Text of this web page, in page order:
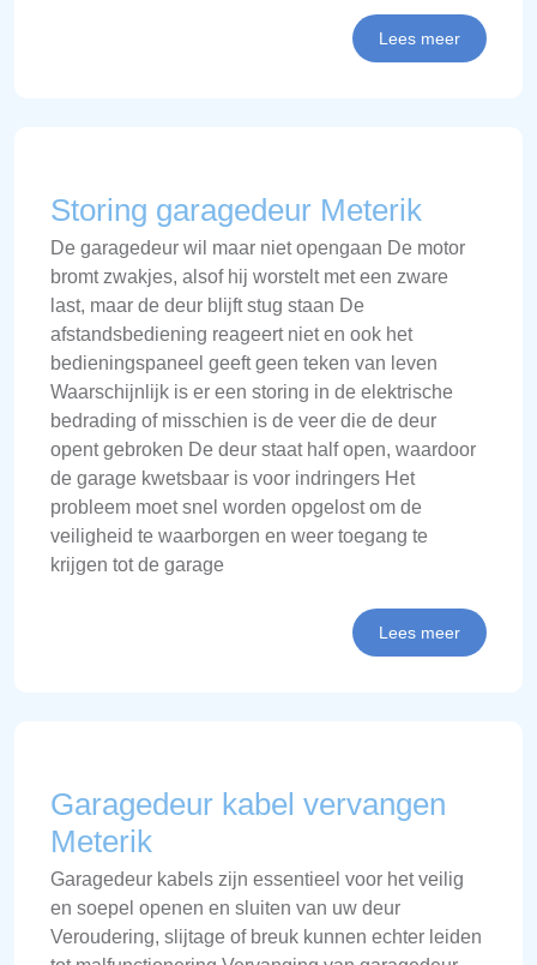
Lees meer
Storing garagedeur Meterik
De garagedeur wil maar niet opengaan De motor
bromt zwakjes, alsof hij worstelt met een zware
last, maar de deur blijft stug staan De
afstandsbediening reageert niet en ook het
bedieningspaneel geeft geen teken van leven
Waarschijnlijk is er een storing in de elektrische
bedrading of misschien is de veer die de deur
opent gebroken De deur staat half open, waardoor
de garage kwetsbaar is voor indringers Het
probleem moet snel worden opgelost om de
veiligheid te waarborgen en weer toegang te
krijgen tot de garage
Lees meer
Garagedeur kabel vervangen
Meterik
Garagedeur kabels zijn essentieel voor het veilig
en soepel openen en sluiten van uw deur
Veroudering, slijtage of breuk kunnen echter leiden